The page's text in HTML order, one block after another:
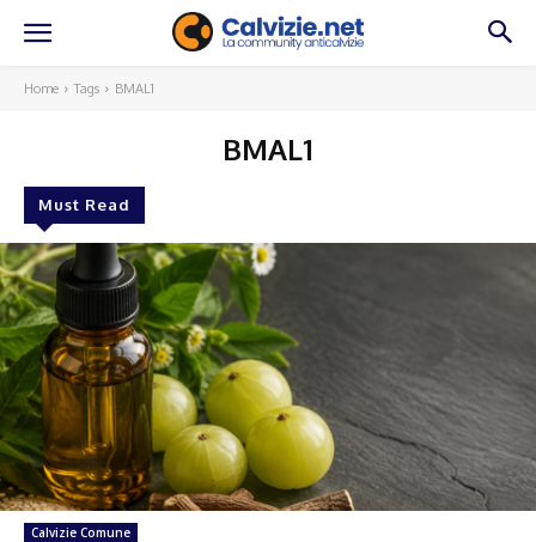
Home Tags BMAL1
BMAL1
Must Read
Calvizie Comune